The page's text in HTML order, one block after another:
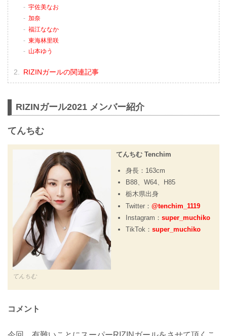
宇佐美なお
加奈
福江ななか
東海林里咲
山本ゆう
RIZINガールの関連記事
RIZINガール2021 メンバー紹介
てんちむ
てんちむ
てんちむ Tenchim
身長：163cm
B88、W64、H85
栃木県出身
Twitter： @tenchim_1119
Instagram： super_muchiko
TikTok： super_muchiko
コメント